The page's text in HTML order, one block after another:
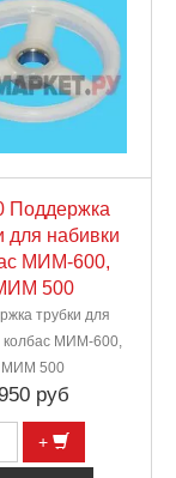
Поддержка
для набивки
МИМ-600,
500
трубки для
колбас МИМ-600,
МИМ 500
руб
+